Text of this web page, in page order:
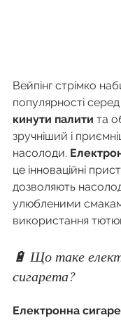
Вейпінг стрімко
популярності
кинути палити та
зручніший і
насолоди.
це інноваційні
дозволяють
улюбленими
використання
🔋 Що таке
сигарета?
Електронна